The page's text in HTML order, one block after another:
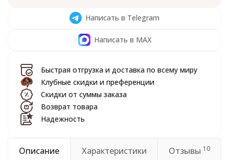
Написать в Telegram
Написать в MAX
Быстрая отгрузка и доставка по всему миру
Клубные скидки и преференции
Скидки от суммы заказа
Возврат товара
Надежность
Описание Характеристики Отзывы 10